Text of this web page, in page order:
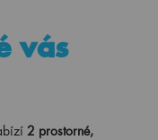
vás
2 prostorné,